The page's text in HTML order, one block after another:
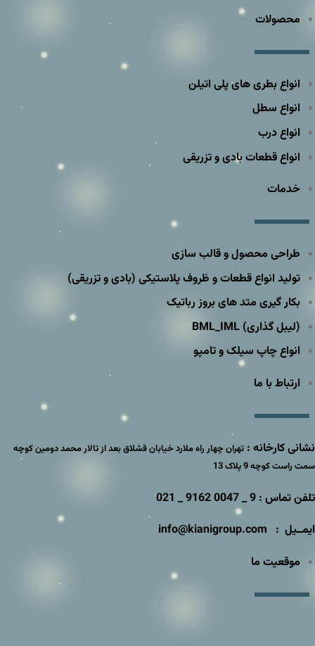
محصولات
انواع بطری های پلی اتیلن
انواع سطل
انواع درب
انواع قطعات بادی و تزریقی
خدمات
طراحی محصول و قالب سازی
تولید انواع قطعات و ظروف پلاستیکی (بادی و تزریقی)
بکار گیری متد های بروز رباتیک
(لیبل گذاری) BML_IML
انواع چاپ سیلک و تامپو
ارتباط با ما
نشانی کارخانه : تهران چهار راه ملارد خیابان قشلاق بعد از تالار محمد دومین کوچه
سمت راست کوچه 9 پلاک 13
تلفن تماس : 9 _ 0047 9162 _ 021
ایمــیل : info@kianigroup.com
موقعیت ما